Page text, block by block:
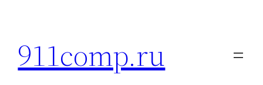
содержимому
911comp.ru